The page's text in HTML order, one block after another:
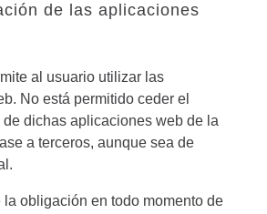
de las aplicaciones
al usuario utilizar las
No está permitido ceder el
dichas aplicaciones web de la
a terceros, aunque sea de
la obligación en todo momento de